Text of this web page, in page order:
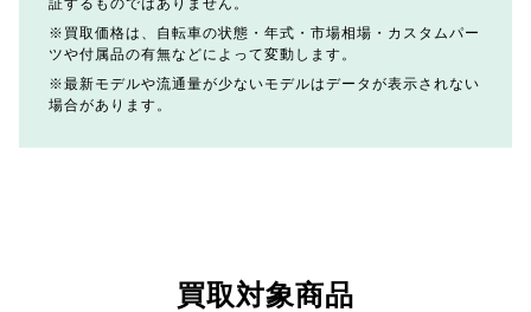
買取価格は、自転車の状態・年式・市場相場・カスタムパー
ツや付属品の有無などによって変動します。
最新モデルや流通量が少ないモデルはデータが表示されない
場合があります。
買取対象商品